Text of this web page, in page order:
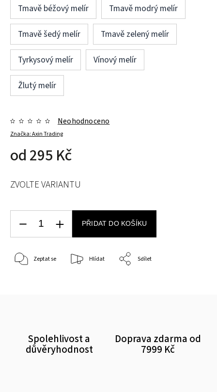
Tmavě béžový melír Tmavě modrý melír
Tmavě šedý melír Tmavě zelený melír
Tyrkysový melír Vínový melír
Žlutý melír
Značka:Axin Trading
Neohodnoceno
od295 Kč
ZVOLTE VARIANTU
PŘIDAT DO KOŠÍKU
Zeptat se Hlídat Sdílet
Spolehlivost a
důvěryhodnost
Doprava zdarma od
7999 Kč